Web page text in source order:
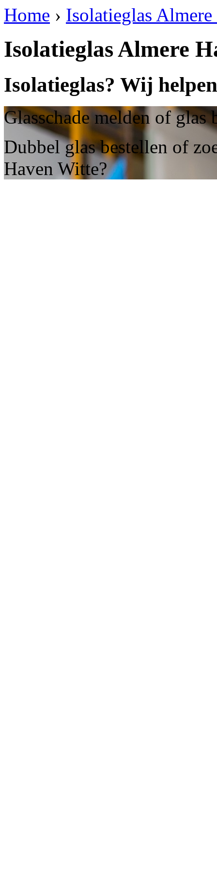
Home › Isolatieglas
Isolatieglas Almere
Isolatieglas? Wij
Glasschade melden of
Dubbel glas bestellen of
Haven Witte?